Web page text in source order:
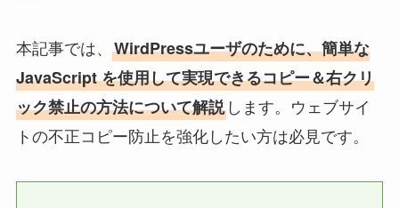
本記事では、 WirdPressユーザのために、簡単な
JavaScript を使用して実現できるコピー＆右クリ
ック禁止の方法について解説します。 ウェブサイ
トの不正コピー防止を強化したい方は必見です。